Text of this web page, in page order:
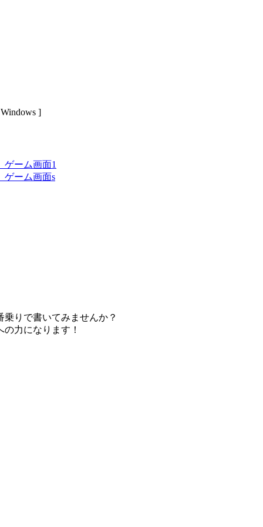
]
乗りで書いてみませんか？
力になります！